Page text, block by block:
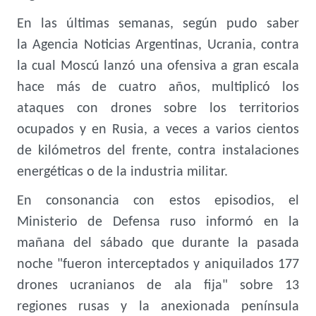
En las últimas semanas, según pudo saber
laAgencia Noticias Argentinas, Ucrania, contra
la cual Moscú lanzó una ofensiva a gran escala
hace más de cuatro años, multiplicó los
ataques con drones sobre los territorios
ocupados y en Rusia, a veces a varios cientos
de kilómetros del frente, contra instalaciones
energéticas o de la industria militar.
En consonancia con estos episodios, el
Ministerio de Defensa ruso informó en la
mañana del sábado que durante la pasada
noche "fueron interceptados y aniquilados 177
drones ucranianos de ala fija" sobre 13
regiones rusas y la anexionada península